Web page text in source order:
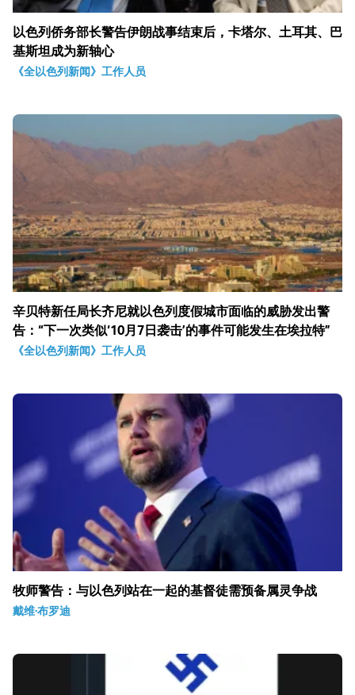
以色列侨务部长警告伊朗战事结束后，卡塔尔、土耳其、巴
基斯坦成为新轴心
《全以色列新闻》工作人员
辛贝特新任局长齐尼就以色列度假城市面临的威胁发出警
告：“下一次类似‘10月7日袭击’的事件可能发生在埃拉特”
《全以色列新闻》工作人员
牧师警告：与以色列站在一起的基督徒需预备属灵争战
戴维·布罗迪